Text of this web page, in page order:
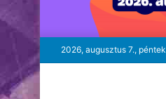
2026, augusztus 7., péntek